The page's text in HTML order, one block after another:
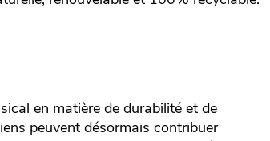
en matière de durabilité et de
peuvent désormais contribuer